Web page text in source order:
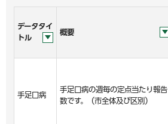
データタイ
トル
概要
手足口病
手足口病の週毎の定点当たり報告
数です。（市全体及び区別）